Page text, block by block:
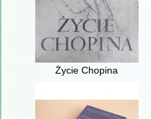
Życie Chopina